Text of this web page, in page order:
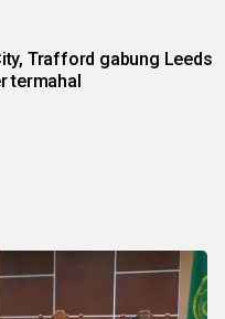
Trafford gabung Leeds
termahal